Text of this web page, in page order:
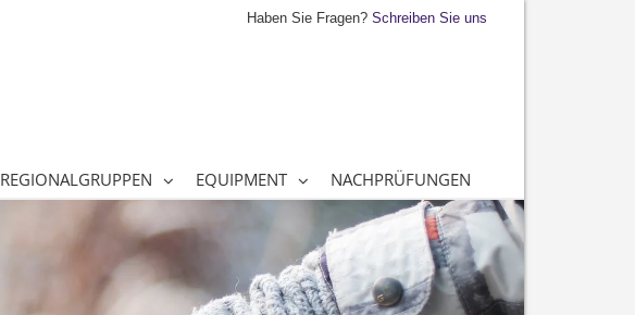
Haben Sie Fragen? Schreiben Sie uns
REGIONALGRUPPEN EQUIPMENT NACHPRÜFUNGEN